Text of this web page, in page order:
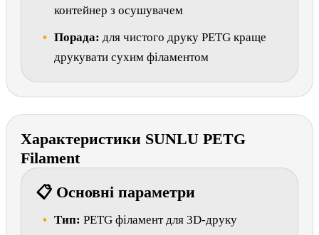
контейнер з осушувачем
Порада: для чистого друку PETG краще
друкувати сухим філаментом
Характеристики SUNLU PETG
Filament
📋 Основні параметри
Тип: PETG філамент для 3D-друку